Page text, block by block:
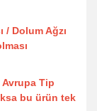
/ Dolum Ağzı
Avrupa Tip
bu ürün tek